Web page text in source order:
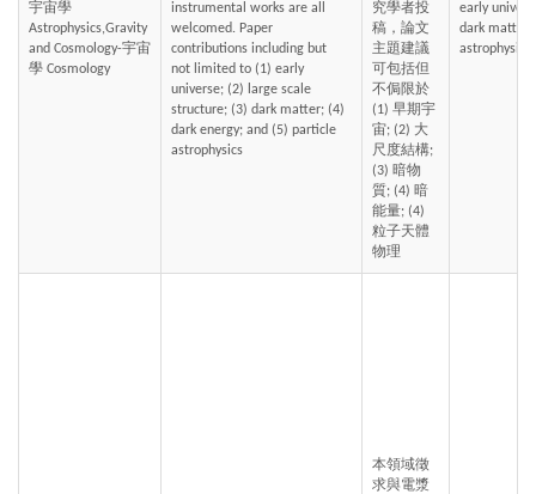
宇宙學
Astrophysics,Gravity
and Cosmology-宇宙
學 Cosmology
instrumental works are all
welcomed. Paper
contributions including but
not limited to (1) early
universe; (2) large scale
structure; (3) dark matter; (4)
dark energy; and (5) particle
astrophysics
究學者投
稿，論文
主題建議
可包括但
不侷限於
(1) 早期宇
宙; (2) 大
尺度結構;
(3) 暗物
質; (4) 暗
能量; (4)
粒子天體
物理
early
dark matter,
astrophysics
本領域徵
求與電漿